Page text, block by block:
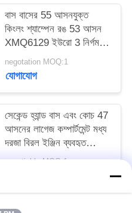
বাস বাসের 55 আসনযুক্ত
কিংলং শ্যাম্পেন রঙ 53 আসন
XMQ6129 ইউরো 3 নির্গমন
এলএইচডি&আরএইচডি
negotation MOQ:1
যোগাযোগ
সেকেন্ড হ্যান্ড বাস এবং কোচ 47
আসনের লাগেজ কম্পার্টমেন্ট মধ্য
দরজা বিরল ইঞ্জিন ব্যবহৃত
গোল্ডেন ড্রাগন বাস XML6113
negotiable MOQ:1